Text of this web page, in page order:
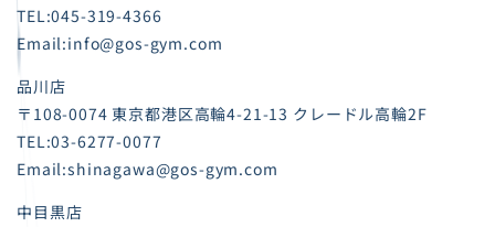
TEL:045-319-4366
Email:info@gos-gym.com
品川店
〒108-0074 東京都港区高輪4-21-13 クレードル高輪2F
TEL:03-6277-0077
Email:shinagawa@gos-gym.com
中目黒店